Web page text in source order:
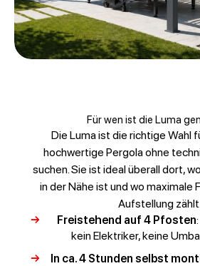
Für wen ist die Luma
Die Luma ist die richtige Wahl
hochwertige Pergola ohne
suchen. Sie ist ideal überall dort,
in der Nähe ist und wo maximale
Aufstellung zählt.
Freistehend auf 4 Pfosten
kein Elektriker, keine
In ca. 4 Stunden selbst